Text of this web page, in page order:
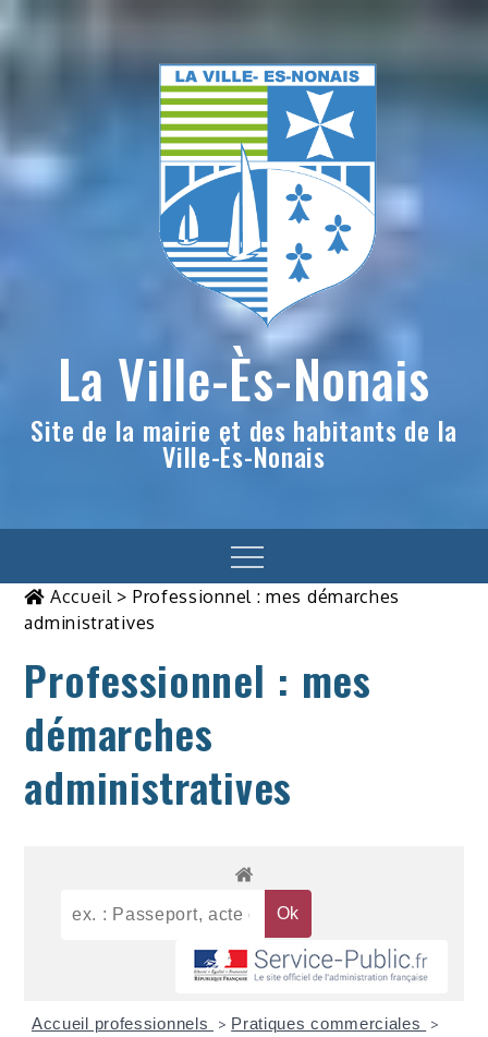
to
La Ville-Ès-Nonais
Site de la mairie et des habitants de la
Ville-Ès-Nonais
Menu
Accueil> Professionnel : mes démarches
administratives
Professionnel : mes
démarches
administratives
Accueil professionnels > Pratiques commerciales >